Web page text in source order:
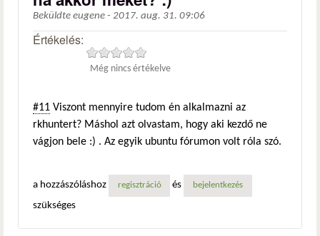
Beküldte eugene - 2017. aug. 31. 09:06
Értékelés:
Még nincs értékelve
#11 Viszont mennyire tudom én alkalmazni az
rkhuntert? Máshol azt olvastam, hogy aki kezdő ne
vágjon bele :) . Az egyik ubuntu fórumon volt róla szó.
a hozzászóláshoz regisztráció és bejelentkezés
szükséges